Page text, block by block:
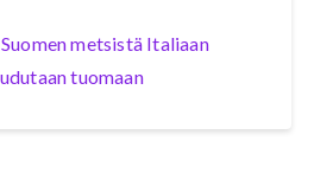
metsistä Italiaan
tuomaan